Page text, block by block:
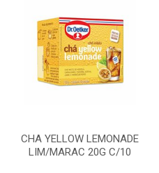
CHA YELLOW LEMONADE
LIM/MARAC 20G C/10